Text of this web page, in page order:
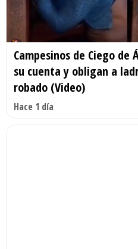
Campesinos de Ciego
su cuenta y obligan a
robado (Video)
Hace 1 día